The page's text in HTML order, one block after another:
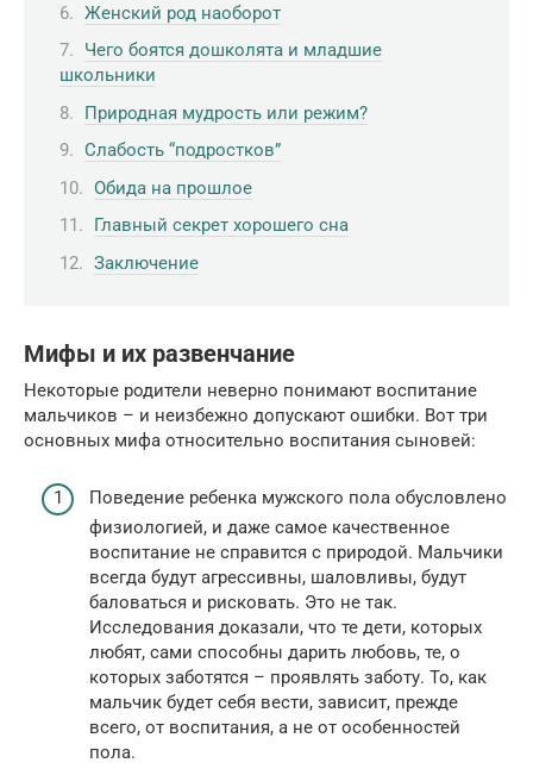
Женский род наоборот
Чего боятся дошколята и младшие
школьники
Природная мудрость или режим?
Слабость “подростков”
Обида на прошлое
Главный секрет хорошего сна
Заключение
Мифы и их развенчание
Некоторые родители неверно понимают воспитание
мальчиков – и неизбежно допускают ошибки. Вот три
основных мифа относительно воспитания сыновей:
Поведение ребенка мужского пола обусловлено
физиологией, и даже самое качественное
воспитание не справится с природой. Мальчики
всегда будут агрессивны, шаловливы, будут
баловаться и рисковать. Это не так.
Исследования доказали, что те дети, которых
любят, сами способны дарить любовь, те, о
которых заботятся – проявлять заботу. То, как
мальчик будет себя вести, зависит, прежде
всего, от воспитания, а не от особенностей
пола.